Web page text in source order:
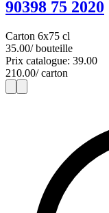
90398 75 2020
Carton 6x75 cl
35.00/ bouteille
Prix catalogue: 39.00
210.00/ carton
1